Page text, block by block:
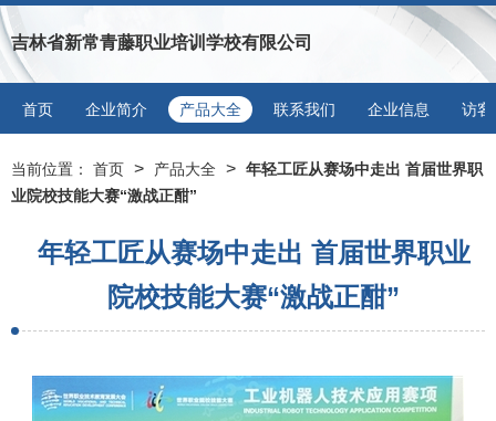
吉林省新常青藤职业培训学校有限公司
首页 企业简介 产品大全 联系我们 企业信息 访客
当前位置： 首页 > 产品大全 > 年轻工匠从赛场中走出 首届世界职
业院校技能大赛“激战正酣”
年轻工匠从赛场中走出 首届世界职业
院校技能大赛“激战正酣”